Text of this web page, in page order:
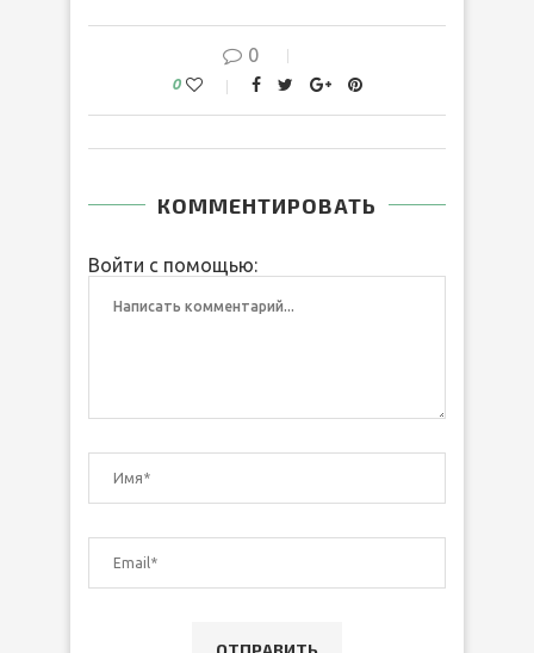
0
0
КОММЕНТИРОВАТЬ
Войти с помощью: